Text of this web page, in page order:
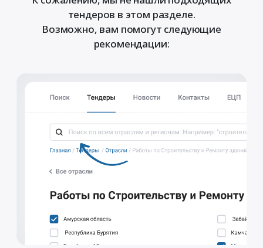
тендеров в этом разделе.
Возможно, вам помогут следующие
рекомендации: